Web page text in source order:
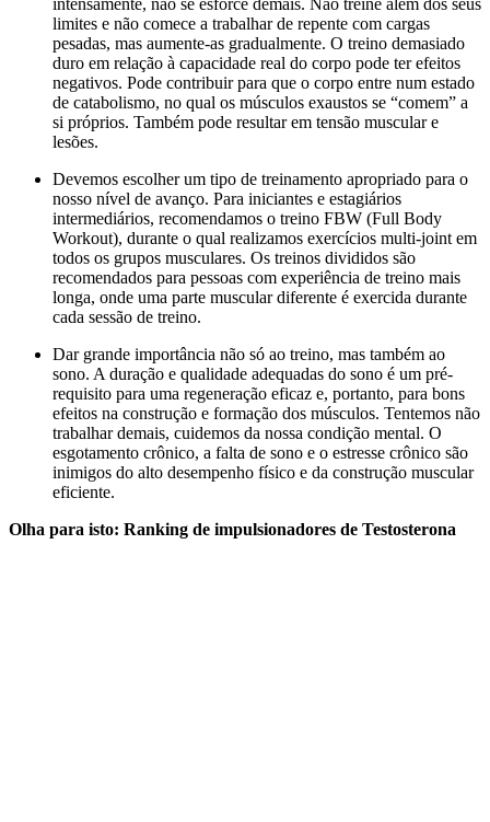
limites e não comece a trabalhar de repente com cargas
pesadas, mas aumente-as gradualmente. O treino demasiado
duro em relação à capacidade real do corpo pode ter efeitos
negativos. Pode contribuir para que o corpo entre num estado
de catabolismo, no qual os músculos exaustos se “comem” a
si próprios. Também pode resultar em tensão muscular e
lesões.
Devemos escolher um tipo de treinamento apropriado para o
nosso nível de avanço. Para iniciantes e estagiários
intermediários, recomendamos o treino FBW (Full Body
Workout), durante o qual realizamos exercícios multi-joint em
todos os grupos musculares. Os treinos divididos são
recomendados para pessoas com experiência de treino mais
longa, onde uma parte muscular diferente é exercida durante
cada sessão de treino.
Dar grande importância não só ao treino, mas também ao
sono. A duração e qualidade adequadas do sono é um pré-
requisito para uma regeneração eficaz e, portanto, para bons
efeitos na construção e formação dos músculos. Tentemos não
trabalhar demais, cuidemos da nossa condição mental. O
esgotamento crônico, a falta de sono e o estresse crônico são
inimigos do alto desempenho físico e da construção muscular
eficiente.
Olha para isto: Ranking de impulsionadores de Testosterona